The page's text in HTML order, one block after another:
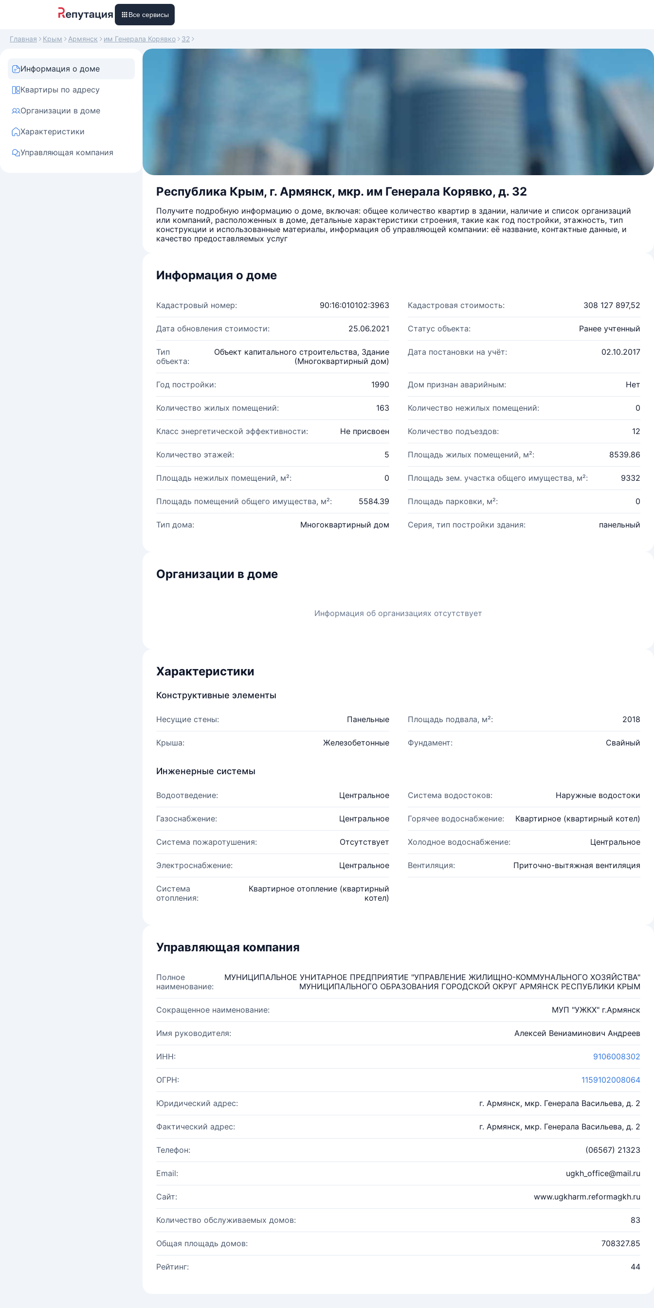
Все сервисы
Главная Крым Армянск им Генерала Корявко 32
Информация о доме
Квартиры по адресу
Организации в доме
Характеристики
Управляющая компания
Республика Крым, г. Армянск, мкр. им Генерала Корявко, д. 32
Получите подробную информацию о доме, включая: общее количество квартир в здании, наличие и список организаций
или компаний, расположенных в доме, детальные характеристики строения, такие как год постройки, этажность, тип
конструкции и использованные материалы, информация об управляющей компании: её название, контактные данные, и
качество предоставляемых услуг
Информация о доме
Кадастровый номер: 90:16:010102:3963 Кадастровая стоимость: 308 127 897,52
Дата обновления стоимости: 25.06.2021 Статус объекта: Ранее учтенный
Тип
объекта:
Объект капитального строительства, Здание
(Многоквартирный дом)
Дата постановки на учёт: 02.10.2017
Год постройки: 1990 Дом признан аварийным: Нет
Количество жилых помещений: 163 Количество нежилых помещений: 0
Класс энергетической эффективности: Не присвоен Количество подъездов: 12
Количество этажей: 5 Площадь жилых помещений, м²: 8539.86
Площадь нежилых помещений, м²: 0 Площадь зем. участка общего имущества, м²: 9332
Площадь помещений общего имущества, м²: 5584.39 Площадь парковки, м²: 0
Тип дома: Многоквартирный дом Серия, тип постройки здания: панельный
Организации в доме
Информация об организациях отсутствует
Характеристики
Конструктивные элементы
Несущие стены: Панельные Площадь подвала, м²: 2018
Крыша: Железобетонные Фундамент: Свайный
Инженерные системы
Водоотведение: Центральное Система водостоков: Наружные водостоки
Газоснабжение: Центральное Горячее водоснабжение: Квартирное (квартирный котел)
Система пожаротушения: Отсутствует Холодное водоснабжение: Центральное
Электроснабжение: Центральное Вентиляция: Приточно-вытяжная вентиляция
Система
отопления:
Квартирное отопление (квартирный
котел)
Управляющая компания
Полное
наименование:
МУНИЦИПАЛЬНОЕ УНИТАРНОЕ ПРЕДПРИЯТИЕ "УПРАВЛЕНИЕ ЖИЛИЩНО-КОММУНАЛЬНОГО ХОЗЯЙСТВА"
МУНИЦИПАЛЬНОГО ОБРАЗОВАНИЯ ГОРОДСКОЙ ОКРУГ АРМЯНСК РЕСПУБЛИКИ КРЫМ
Сокращенное наименование: МУП "УЖКХ" г.Армянск
Имя руководителя: Алексей Вениаминович Андреев
ИНН: 9106008302
ОГРН: 1159102008064
Юридический адрес: г. Армянск, мкр. Генерала Васильева, д. 2
Фактический адрес: г. Армянск, мкр. Генерала Васильева, д. 2
Телефон: (06567) 21323
Email: ugkh_office@mail.ru
Сайт: www.ugkharm.reformagkh.ru
Количество обслуживаемых домов: 83
Общая площадь домов: 708327.85
Рейтинг: 44